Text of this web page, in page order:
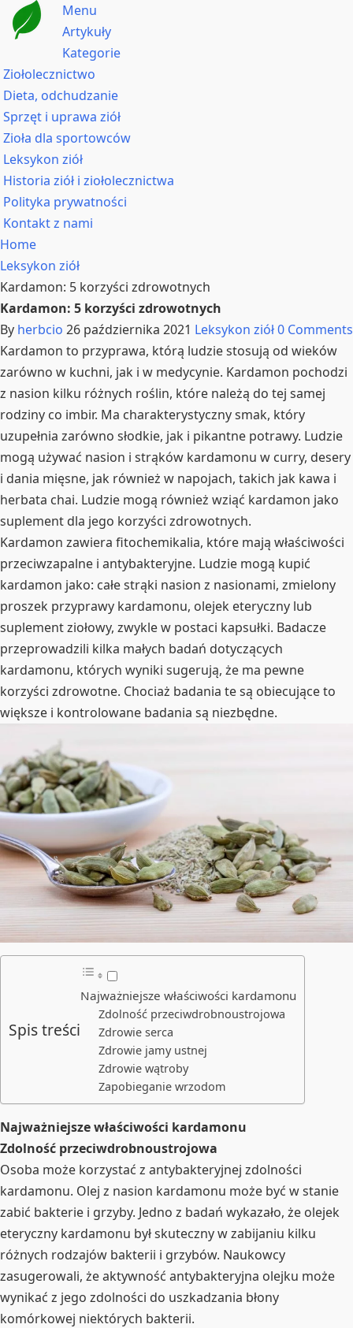
Menu
Artykuły
Kategorie
Ziołolecznictwo
Dieta, odchudzanie
Sprzęt i uprawa ziół
Zioła dla sportowców
Leksykon ziół
Historia ziół i ziołolecznictwa
Polityka prywatności
Kontakt z nami
Home
Leksykon ziół
Kardamon: 5 korzyści zdrowotnych
Kardamon: 5 korzyści zdrowotnych
By herbcio 26 października 2021 Leksykon ziół0 Comments
Kardamon to przyprawa, którą ludzie stosują od wieków
zarówno w kuchni, jak i w medycynie. Kardamon pochodzi
z nasion kilku różnych roślin, które należą do tej samej
rodziny co imbir. Ma charakterystyczny smak, który
uzupełnia zarówno słodkie, jak i pikantne potrawy. Ludzie
mogą używać nasion i strąków kardamonu w curry, desery
i dania mięsne, jak również w napojach, takich jak kawa i
herbata chai. Ludzie mogą również wziąć kardamon jako
suplement dla jego korzyści zdrowotnych.
Kardamon zawiera fitochemikalia, które mają właściwości
przeciwzapalne i antybakteryjne. Ludzie mogą kupić
kardamon jako: całe strąki nasion z nasionami, zmielony
proszek przyprawy kardamonu, olejek eteryczny lub
suplement ziołowy, zwykle w postaci kapsułki. Badacze
przeprowadzili kilka małych badań dotyczących
kardamonu, których wyniki sugerują, że ma pewne
korzyści zdrowotne. Chociaż badania te są obiecujące to
większe i kontrolowane badania są niezbędne.
Spis treści
Najważniejsze właściwości kardamonu
Zdolność przeciwdrobnoustrojowa
Zdrowie serca
Zdrowie jamy ustnej
Zdrowie wątroby
Zapobieganie wrzodom
Najważniejsze właściwości kardamonu
Zdolność przeciwdrobnoustrojowa
Osoba może korzystać z antybakteryjnej zdolności
kardamonu. Olej z nasion kardamonu może być w stanie
zabić bakterie i grzyby. Jedno z badań wykazało, że olejek
eteryczny kardamonu był skuteczny w zabijaniu kilku
różnych rodzajów bakterii i grzybów. Naukowcy
zasugerowali, że aktywność antybakteryjna olejku może
wynikać z jego zdolności do uszkadzania błony
komórkowej niektórych bakterii.